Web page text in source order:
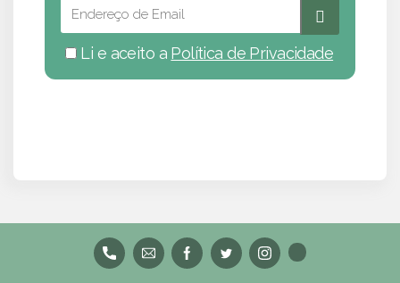
Li e aceito a Política de Privacidade